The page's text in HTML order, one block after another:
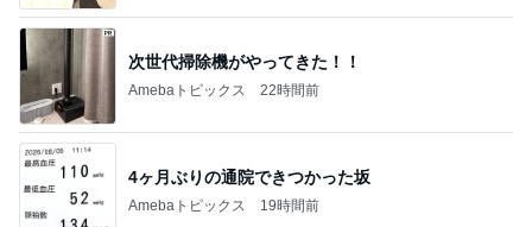
次世代掃除機がやってきた！！
Amebaトピックス 22時間前
4ヶ月ぶりの通院できつかった坂
Amebaトピックス 19時間前